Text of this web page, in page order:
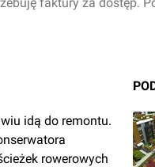
idą do remontu.
rowerowych